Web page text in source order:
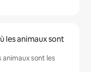
les animaux sont
animaux sont les